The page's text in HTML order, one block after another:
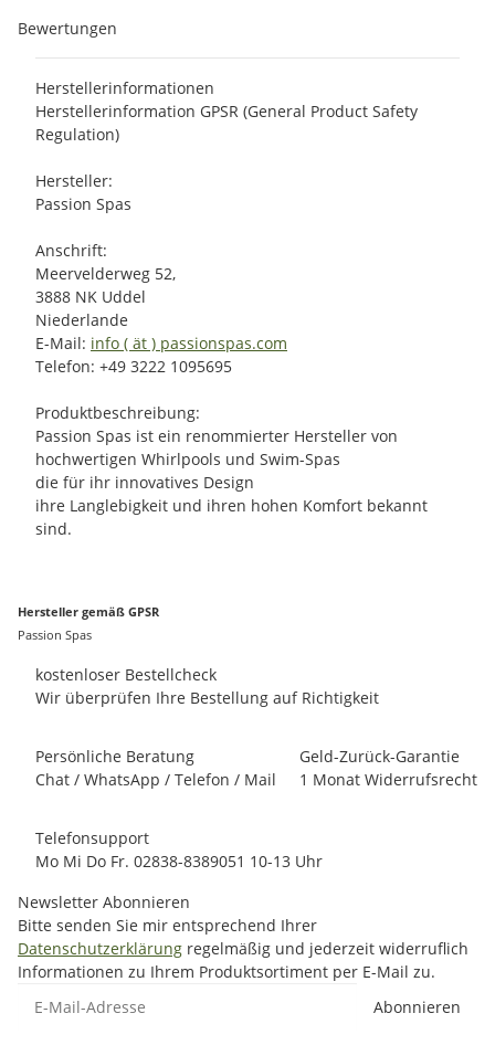
Bewertungen
Herstellerinformationen
Herstellerinformation GPSR (General Product Safety
Regulation)
Hersteller:
Passion Spas
Anschrift:
Meervelderweg 52,
3888 NK Uddel
Niederlande
E-Mail: info ( ät ) passionspas.com
Telefon: +49 3222 1095695
Produktbeschreibung:
Passion Spas ist ein renommierter Hersteller von
hochwertigen Whirlpools und Swim-Spas
die für ihr innovatives Design
ihre Langlebigkeit und ihren hohen Komfort bekannt
sind.
Hersteller gemäß GPSR
Passion Spas
kostenloser Bestellcheck
Wir überprüfen Ihre Bestellung auf Richtigkeit
Persönliche Beratung
Chat / WhatsApp / Telefon / Mail
Geld-Zurück-Garantie
1 Monat Widerrufsrecht
Telefonsupport
Mo Mi Do Fr. 02838-8389051 10-13 Uhr
Newsletter Abonnieren
Bitte senden Sie mir entsprechend Ihrer
Datenschutzerklärung regelmäßig und jederzeit widerruflich
Informationen zu Ihrem Produktsortiment per E-Mail zu.
Abonnieren